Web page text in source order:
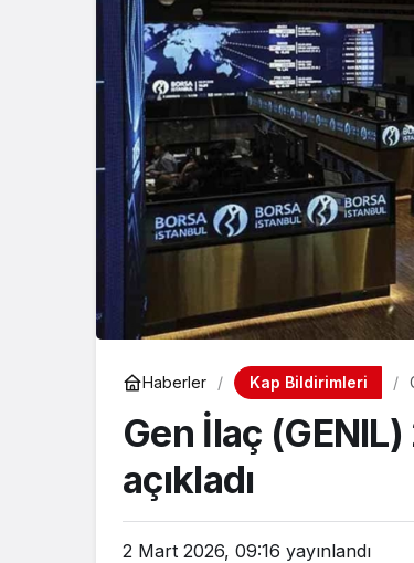
Haberler Kap Bildirimleri
Gen İlaç
açıkladı
2 Mart 2026, 09:16 yayınlandı